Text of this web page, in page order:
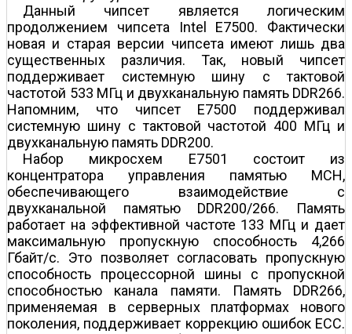
Данный чипсет является логическим
продолжением чипсета Intel E7500. Фактически
новая и старая версии чипсета имеют лишь два
существенных различия. Так, новый чипсет
поддерживает системную шину c тактовой
частотой 533 МГц и двухканальную память DDR266.
Напомним, что чипсет E7500 поддерживал
системную шину c тактовой частотой 400 МГц и
двухканальную память DDR200.
Набор микросхем E7501 состоит из
концентратора управления памятью MCH,
обеспечивающего взаимодействие с
двухканальной памятью DDR200/266. Память
работает на эффективной частоте 133 МГц и дает
максимальную пропускную способность 4,266
Гбайт/с. Это позволяет согласовать пропускную
способность процессорной шины с пропускной
способностью канала памяти. Память DDR266,
применяемая в серверных платформах нового
поколения, поддерживает коррекцию ошибок ECC.